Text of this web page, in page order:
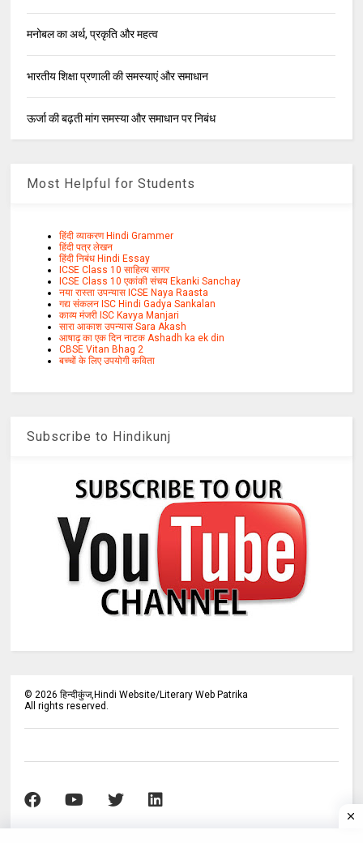
मनोबल का अर्थ, प्रकृति और महत्व
भारतीय शिक्षा प्रणाली की समस्याएं और समाधान
ऊर्जा की बढ़ती मांग समस्या और समाधान पर निबंध
Most Helpful for Students
हिंदी व्याकरण Hindi Grammer
हिंदी पत्र लेखन
हिंदी निबंध Hindi Essay
ICSE Class 10 साहित्य सागर
ICSE Class 10 एकांकी संचय Ekanki Sanchay
नया रास्ता उपन्यास ICSE Naya Raasta
गद्य संकलन ISC Hindi Gadya Sankalan
काव्य मंजरी ISC Kavya Manjari
सारा आकाश उपन्यास Sara Akash
आषाढ़ का एक दिन नाटक Ashadh ka ek din
CBSE Vitan Bhag 2
बच्चों के लिए उपयोगी कविता
Subscribe to Hindikunj
©2026 हिन्दीकुंज,Hindi Website/Literary Web Patrika
All rights reserved.